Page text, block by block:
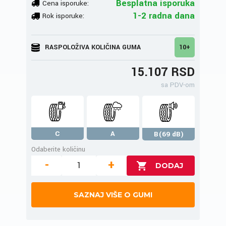
Cena isporuke: Besplatna isporuka
Rok isporuke: 1-2 radna dana
RASPOLOŽIVA KOLIČINA GUMA 10+
15.107 RSD
sa PDV-om
C A
B(69 dB)
Odaberite količinu
- +
SAZNAJ VIŠE O GUMI